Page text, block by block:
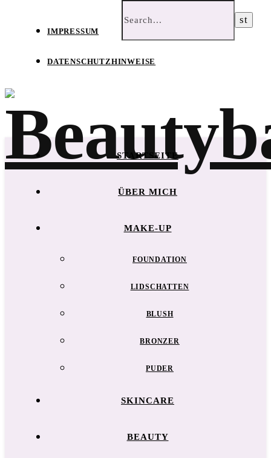
IMPRESSUM
DATENSCHUTZHINWEISE
STARTSEITE
ÜBER MICH
MAKE-UP
FOUNDATION
LIDSCHATTEN
BLUSH
BRONZER
PUDER
SKINCARE
BEAUTY